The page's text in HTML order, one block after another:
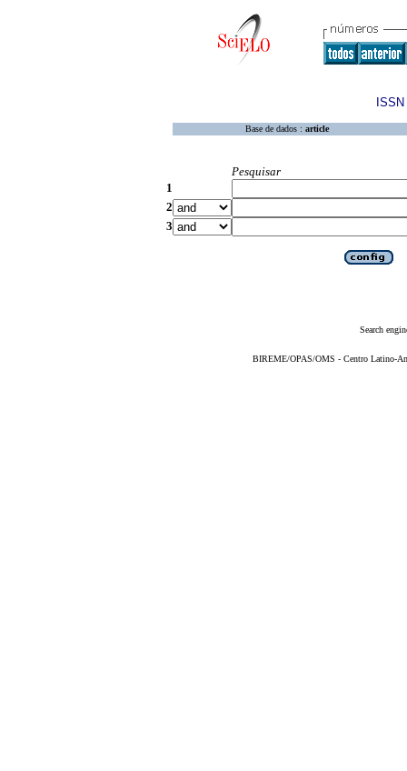
Base de dados : article
Pesquisar
1
2
3
Search
BIREME/OPAS/OMS - Centro Latino-